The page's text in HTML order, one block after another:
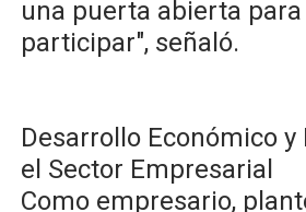
una puerta abierta
participar", señaló.
​Desarrollo Económico y
el Sector Empresarial
Como empresario,